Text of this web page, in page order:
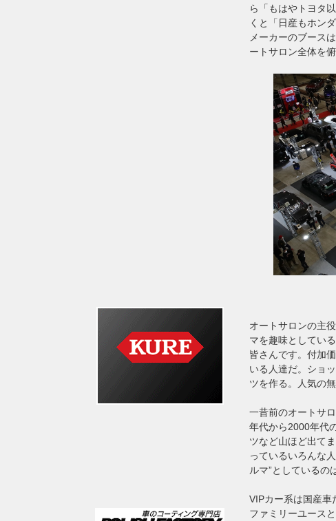
ら「もはやトヨタ
くと「日産もホン
メーカーのブース
ートサロン全体を
オートサロンの主
マを趣味としてい
皆さんです。付加
いる人達だ。ショ
ツを作る。人気の
一昔前のオートサ
年代から2000年代
ツなど山ほど出て
っているいろんな
ルマ”としているの
VIPカー系は国産車
ファミリーユース